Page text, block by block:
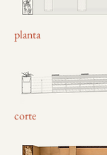
planta
corte